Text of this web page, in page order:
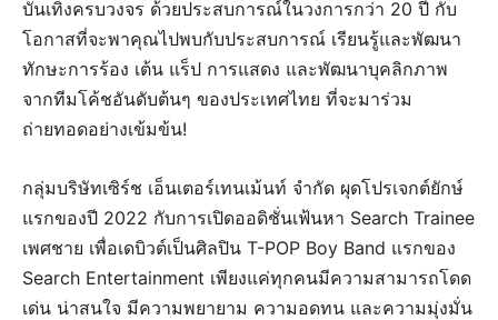
บันเทิงครบวงจร ด้วยประสบการณ์ในวงการกว่า 20 ปี กับ
โอกาสที่จะพาคุณไปพบกับประสบการณ์ เรียนรู้และพัฒนา
ทักษะการร้อง เต้น แร็ป การแสดง และพัฒนาบุคลิกภาพ
จากทีมโค้ชอันดับต้นๆ ของประเทศไทย ที่จะมาร่วม
ถ่ายทอดอย่างเข้มข้น!
กลุ่มบริษัทเซิร์ช เอ็นเตอร์เทนเม้นท์ จำกัด ผุดโปรเจกต์ยักษ์
แรกของปี 2022 กับการเปิดออดิชั่นเฟ้นหา Search Trainee
เพศชาย เพื่อเดบิวต์เป็นศิลปิน T-POP Boy Band แรกของ
Search Entertainment เพียงแค่ทุกคนมีความสามารถโดด
เด่น น่าสนใจ มีความพยายาม ความอดทน และความมุ่งมั่น